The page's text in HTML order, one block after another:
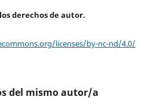
derechos de autor.
licenses/by-nc-nd/4.0/
del mismo autor/a